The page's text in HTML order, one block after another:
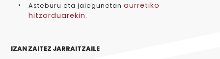
Asteburu eta jaiegunetan aurretiko
hitzorduarekin.
IZAN ZAITEZ JARRAITZAILE